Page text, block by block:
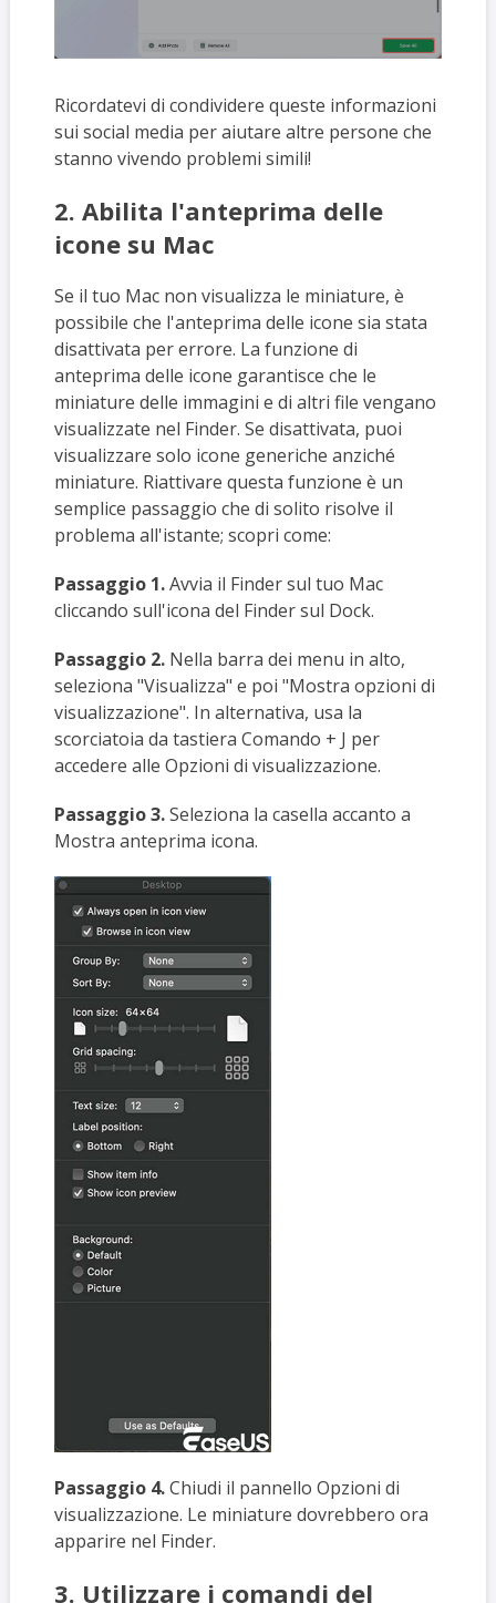
Ricordatevi di condividere queste informazioni
sui social media per aiutare altre persone che
stanno vivendo problemi simili!
2. Abilita l'anteprima delle
icone su Mac
Se il tuo Mac non visualizza le miniature, è
possibile che l'anteprima delle icone sia stata
disattivata per errore. La funzione di
anteprima delle icone garantisce che le
miniature delle immagini e di altri file vengano
visualizzate nel Finder. Se disattivata, puoi
visualizzare solo icone generiche anziché
miniature. Riattivare questa funzione è un
semplice passaggio che di solito risolve il
problema all'istante; scopri come:
Passaggio 1.Avvia il Finder sul tuo Mac
cliccando sull'icona del Finder sul Dock.
Passaggio 2.Nella barra dei menu in alto,
seleziona "Visualizza" e poi "Mostra opzioni di
visualizzazione". In alternativa, usa la
scorciatoia da tastiera Comando + J per
accedere alle Opzioni di visualizzazione.
Passaggio 3.Seleziona la casella accanto a
Mostra anteprima icona.
Passaggio 4.Chiudi il pannello Opzioni di
visualizzazione. Le miniature dovrebbero ora
apparire nel Finder.
3. Utilizzare i comandi del